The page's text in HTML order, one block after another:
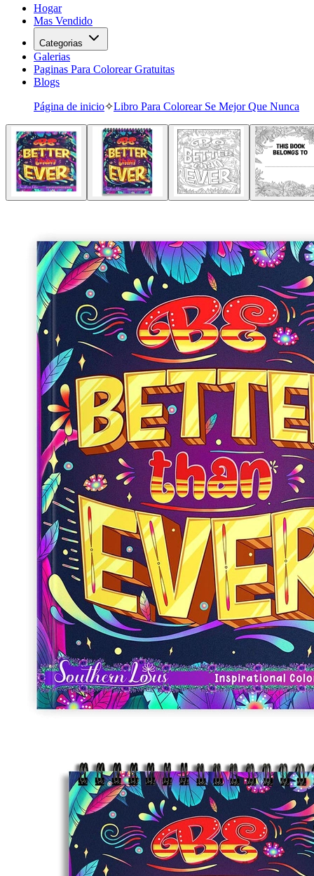
Hogar
Mas Vendido
Categorias
Galerias
Paginas Para Colorear Gratuitas
Blogs
Página de inicio✧Libro Para Colorear Se Mejor Que Nunca